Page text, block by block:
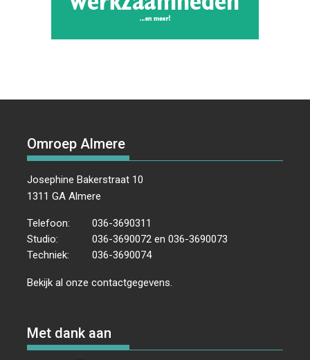
Omroep Almere
Josephine Bakerstraat 10
1311 GA Almere
Telefoon:
036-3690311
Studio:
036-3690072 en 036-3690073
Techniek:
036-3690074
Bekijk al onzecontactgegevens
Met dank aan